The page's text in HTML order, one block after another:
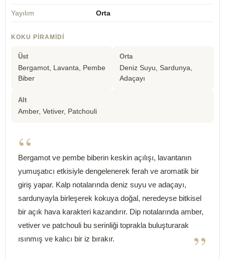
Yayılım Orta
KOKU PIRAMIDI
Üst
Bergamot, Lavanta, Pembe
Biber
Orta
Deniz Suyu, Sardunya,
Adaçayı
Alt
Amber, Vetiver, Patchouli
“
Bergamot ve pembe biberin keskin açılışı, lavantanın
yumuşatıcı etkisiyle dengelenerek ferah ve aromatik bir
giriş yapar. Kalp notalarında deniz suyu ve adaçayı,
sardunyayla birleşerek kokuya doğal, neredeyse bitkisel
bir açık hava karakteri kazandırır. Dip notalarında amber,
vetiver ve patchouli bu serinliği toprakla buluşturarak
ısınmış ve kalıcı bir iz bırakır.
”